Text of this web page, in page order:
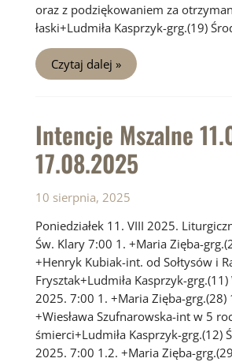
oraz z podziękowaniem za
łaski+Ludmiła Kasprzyk-grg.(19)
Intencje
Mszalne
18.08
Czytaj dalej »
Intencje Mszalne
17.08.2025
10 sierpnia, 2025
Poniedziałek 11. VIII 2025.
Św. Klary 7:00 1. +Maria Zięba-
+Henryk Kubiak-int. od Sołtysów i
Frysztak+Ludmiła Kasprzyk-
2025. 7:00 1. +Maria Zięba-grg.(28)
+Wiesława Szufnarowska-int w 5
śmierci+Ludmiła Kasprzyk-grg.(12)
2025. 7:00 1.2. +Maria Zięba-